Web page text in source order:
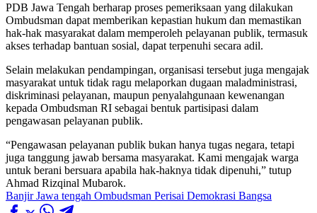
‎PDB Jawa Tengah berharap proses pemeriksaan yang dilakukan
Ombudsman dapat memberikan kepastian hukum dan memastikan
hak-hak masyarakat dalam memperoleh pelayanan publik, termasuk
akses terhadap bantuan sosial, dapat terpenuhi secara adil.
‎Selain melakukan pendampingan, organisasi tersebut juga mengajak
masyarakat untuk tidak ragu melaporkan dugaan maladministrasi,
diskriminasi pelayanan, maupun penyalahgunaan kewenangan
kepada Ombudsman RI sebagai bentuk partisipasi dalam
pengawasan pelayanan publik.
‎“Pengawasan pelayanan publik bukan hanya tugas negara, tetapi
juga tanggung jawab bersama masyarakat. Kami mengajak warga
untuk berani bersuara apabila hak-haknya tidak dipenuhi,” tutup
Ahmad Rizqinal Mubarok.
Banjir Jawa tengah Ombudsman Perisai Demokrasi Bangsa